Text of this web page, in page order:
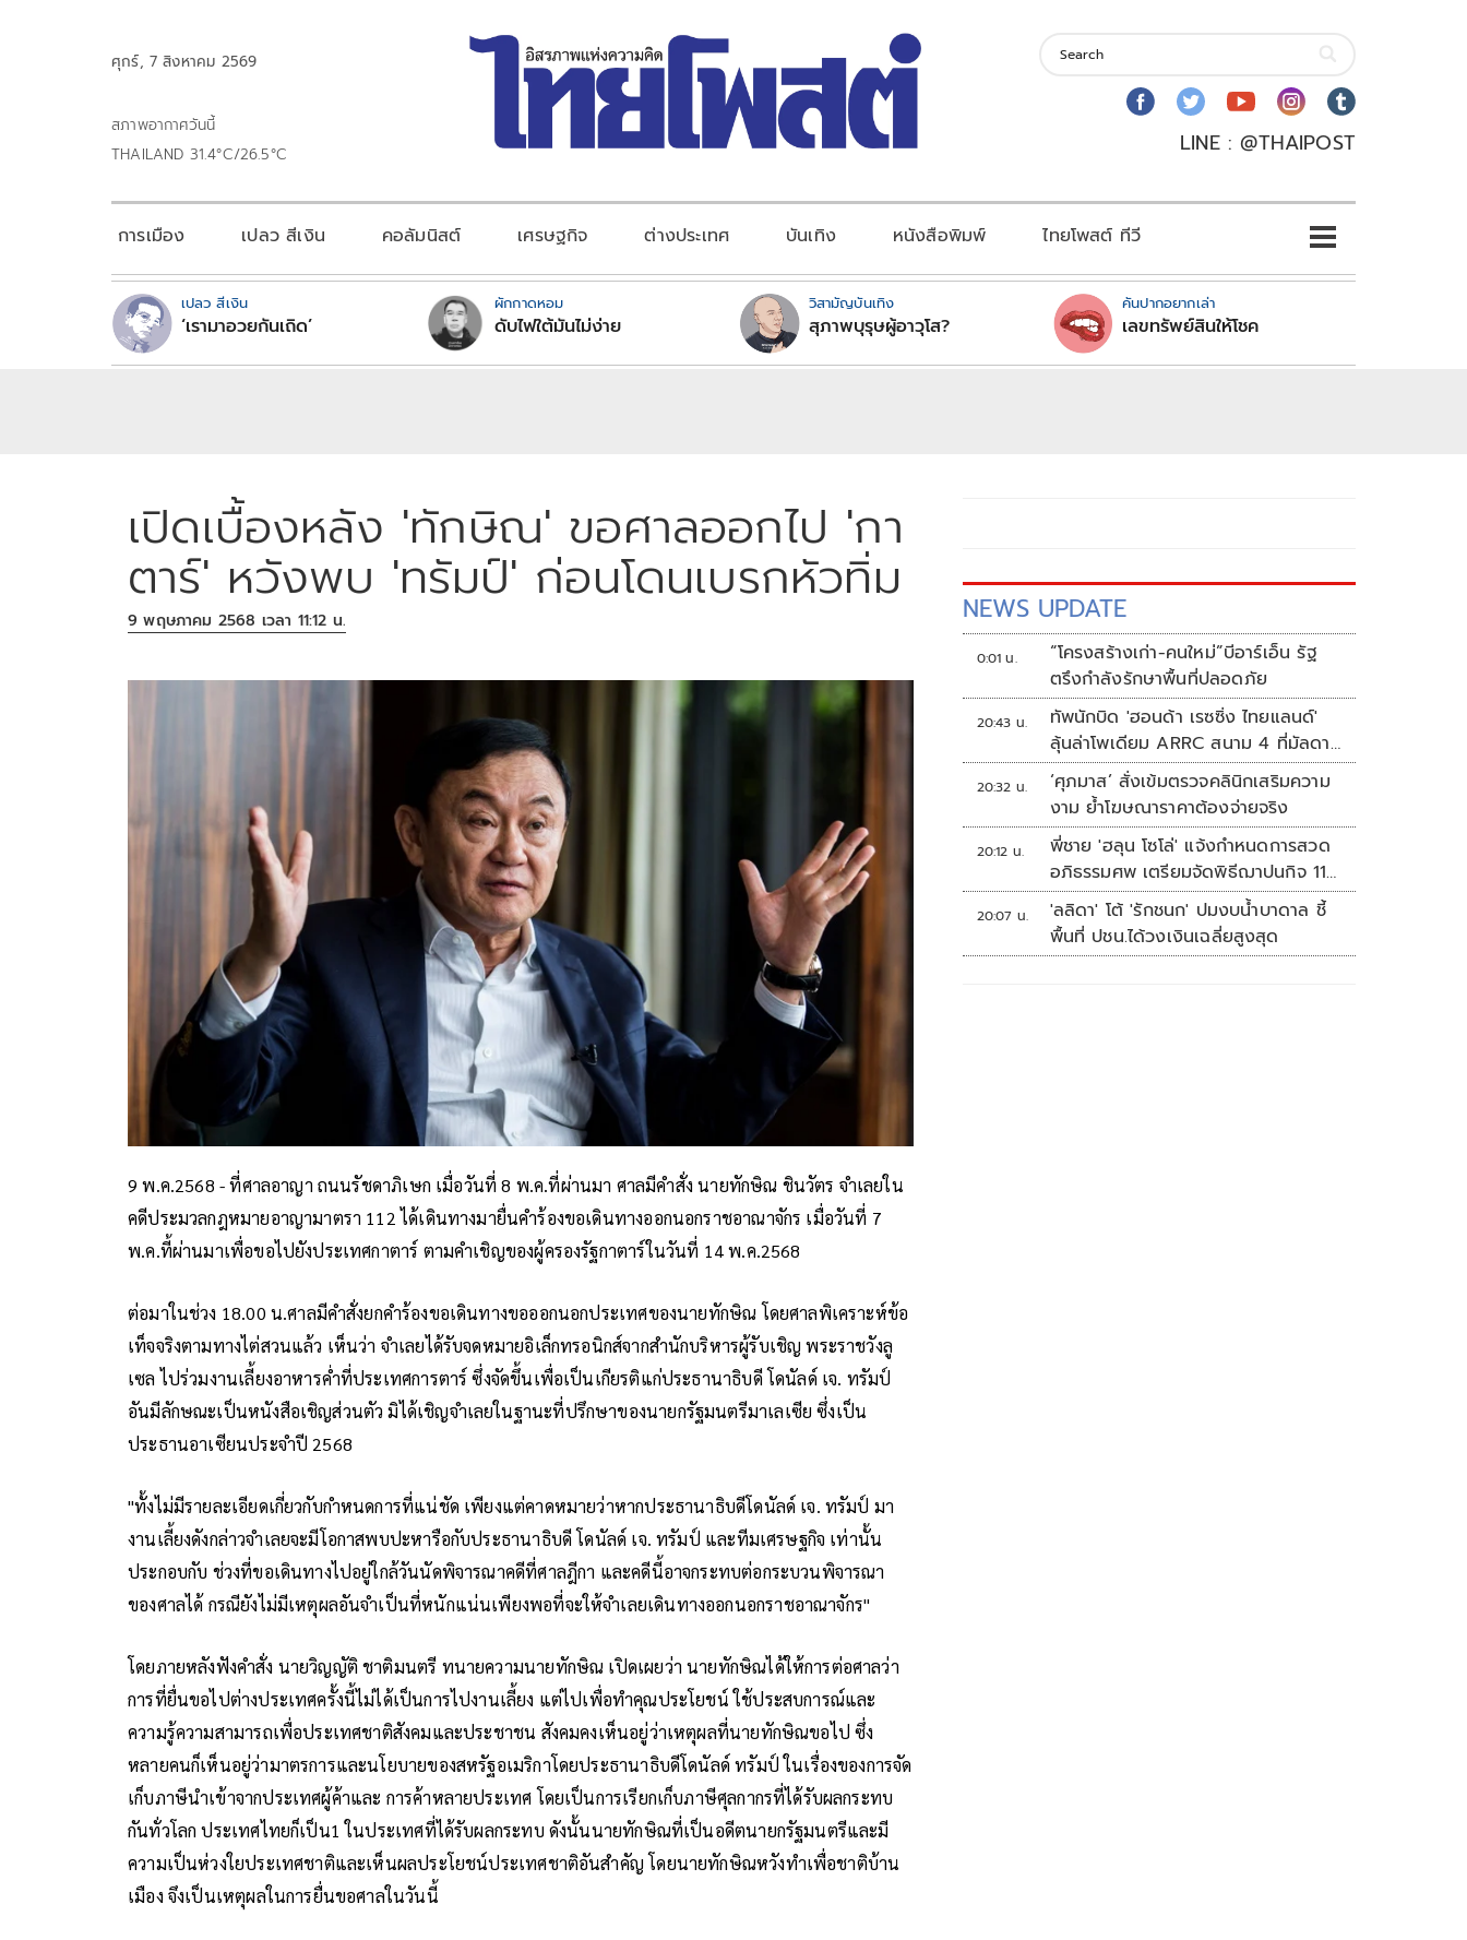
ศุกร์, 7 สิงหาคม 2569
สภาพอากาศวันนี้
THAILAND 31.4°C/26.5°C
LINE : @THAIPOST
การเมือง เปลว สีเงิน คอลัมนิสต์ เศรษฐกิจ ต่างประเทศ บันเทิง หนังสือพิมพ์ ไทยโพสต์ ทีวี
เปลว สีเงิน
‘เรามาอวยกันเถิด’
ผักกาดหอม
ดับไฟใต้มันไม่ง่าย
วิสามัญบันเทิง
สุภาพบุรุษผู้อาวุโส?
คันปากอยากเล่า
เลขทรัพย์สินให้โชค
เปิดเบื้องหลัง 'ทักษิณ' ขอศาลออกไป 'กา
ตาร์' หวังพบ 'ทรัมป์' ก่อนโดนเบรกหัวทิ่ม
9 พฤษภาคม 2568 เวลา 11:12 น.
9 พ.ค.2568 - ที่ศาลอาญา ถนนรัชดาภิเษก เมื่อวันที่ 8 พ.ค.ที่ผ่านมา ศาลมีคำสั่ง นายทักษิณ ชินวัตร จำเลยใน
คดีประมวลกฎหมายอาญามาตรา 112 ได้เดินทางมายื่นคำร้องขอเดินทางออกนอกราชอาณาจักร เมื่อวันที่ 7
พ.ค.ที้ผ่านมาเพื่อขอไปยังประเทศกาตาร์ ตามคำเชิญของผู้ครองรัฐกาตาร์ในวันที่ 14 พ.ค.2568
ต่อมาในช่วง 18.00 น.ศาลมีคำสั่งยกคำร้องขอเดินทางขอออกนอกประเทศของนายทักษิณ โดยศาลพิเคราะห์ข้อ
เท็จจริงตามทางไต่สวนแล้ว เห็นว่า จำเลยได้รับจดหมายอิเล็กทรอนิกส์จากสำนักบริหารผู้รับเชิญ พระราชวังลู
เซล ไปร่วมงานเลี้ยงอาหารค่ำที่ประเทศการตาร์ ซึ่งจัดขึ้นเพื่อเป็นเกียรติแก่ประธานาธิบดี โดนัลด์ เจ. ทรัมป์
อันมีลักษณะเป็นหนังสือเชิญส่วนตัว มิได้เชิญจำเลยในฐานะที่ปรึกษาของนายกรัฐมนตรีมาเลเซีย ซึ่งเป็น
ประธานอาเซียนประจำปี 2568
"ทั้งไม่มีรายละเอียดเกี่ยวกับกำหนดการที่แน่ชัด เพียงแต่คาดหมายว่าหากประธานาธิบดีโดนัลด์ เจ. ทรัมป์ มา
งานเลี้ยงดังกล่าวจำเลยจะมีโอกาสพบปะหารือกับประธานาธิบดี โดนัลด์ เจ. ทรัมป์ และทีมเศรษฐกิจ เท่านั้น
ประกอบกับ ช่วงที่ขอเดินทางไปอยู่ใกล้วันนัดพิจารณาคดีที่ศาลฎีกา และคดีนี้อาจกระทบต่อกระบวนพิจารณา
ของศาลได้ กรณียังไม่มีเหตุผลอันจำเป็นที่หนักแน่นเพียงพอที่จะให้จำเลยเดินทางออกนอกราชอาณาจักร"
โดยภายหลังฟังคำสั่ง นายวิญญัติ ชาติมนตรี ทนายความนายทักษิณ เปิดเผยว่า นายทักษิณได้ให้การต่อศาลว่า
การที่ยื่นขอไปต่างประเทศครั้งนี้ไม่ได้เป็นการไปงานเลี้ยง แต่ไปเพื่อทำคุณประโยชน์ ใช้ประสบการณ์และ
ความรู้ความสามารถเพื่อประเทศชาติสังคมและประชาชน สังคมคงเห็นอยู่ว่าเหตุผลที่นายทักษิณขอไป ซึ่ง
หลายคนก็เห็นอยู่ว่ามาตรการและนโยบายของสหรัฐอเมริกาโดยประธานาธิบดีโดนัลด์ ทรัมป์ ในเรื่องของการจัด
เก็บภาษีนำเข้าจากประเทศผู้ค้าและ การค้าหลายประเทศ โดยเป็นการเรียกเก็บภาษีศุลกากรที่ได้รับผลกระทบ
กันทั่วโลก ประเทศไทยก็เป็น1 ในประเทศที่ได้รับผลกระทบ ดังนั้นนายทักษิณที่เป็นอดีตนายกรัฐมนตรีและมี
ความเป็นห่วงใยประเทศชาติและเห็นผลประโยชน์ประเทศชาติอันสำคัญ โดยนายทักษิณหวังทำเพื่อชาติบ้าน
เมือง จึงเป็นเหตุผลในการยื่นขอศาลในวันนี้
NEWS UPDATE
0:01 น.
“โครงสร้างเก่า-คนใหม่”บีอาร์เอ็น รัฐ
ตรึงกำลังรักษาพื้นที่ปลอดภัย
20:43 น.
ทัพนักบิด 'ฮอนด้า เรซซิ่ง ไทยแลนด์'
ลุ้นล่าโพเดียม ARRC สนาม 4 ที่มัลดาลิ
กา
20:32 น.
‘ศุภมาส’ สั่งเข้มตรวจคลินิกเสริมความ
งาม ย้ำโฆษณาราคาต้องจ่ายจริง
20:12 น.
พี่ชาย 'ฮลุน โซโล่' แจ้งกำหนดการสวด
อภิธรรมศพ เตรียมจัดพิธีฌาปนกิจ 11
ส.ค.
20:07 น.
'ลลิดา' โต้ 'รักชนก' ปมงบน้ำบาดาล ชี้
พื้นที่ ปชน.ได้วงเงินเฉลี่ยสูงสุด